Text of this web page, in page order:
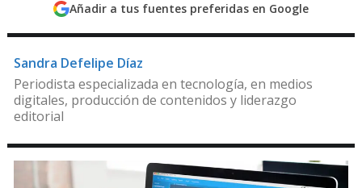
Añadir a tus fuentes preferidas en Google
Sandra Defelipe Díaz
Periodista especializada en tecnología, en medios
digitales, producción de contenidos y liderazgo
editorial